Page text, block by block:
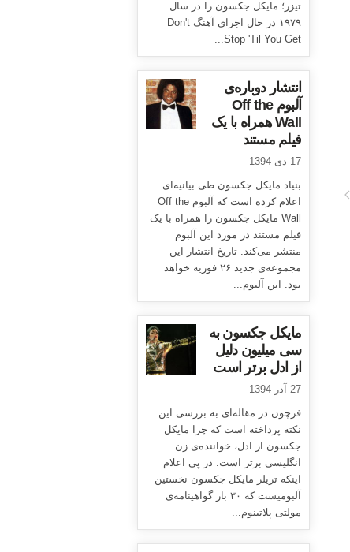
تیزر؛ مایکل جکسون را در سال
۱۹۷۹ در حال اجرای آهنگ Don't
Stop 'Til You Get...
انتشار دوباره‌ی
آلبوم Off the
Wall همراه با یک
فیلم مستند
17 دی 1394
بنیاد مایکل جکسون طی بیانیه‌ای
اعلام کرده است که آلبوم Off the
Wall مایکل جکسون را همراه با یک
فیلم مستند در مورد این آلبوم
منتشر می‌کند. تاریخ انتشار این
مجموعه‌ی جدید ۲۶ فوریه خواهد
بود. این آلبوم...
مایکل جکسون به
سی میلیون دلیل
از ادل برتر است
27 آذر 1394
فرچون در مقاله‌ای به بررسی این
نکته پرداخته است که چرا مایکل
جکسون از ادل، خواننده‌ی زن
انگلیسی برتر است. در پی اعلام
اینکه تریلر مایکل جکسون نخستین
آلبومیست که ۳۰ بار گواهینامه‌ی
مولتی پلاتینوم...